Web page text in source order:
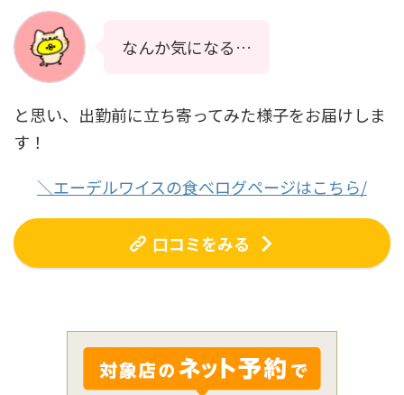
なんか気になる…
と思い、出勤前に立ち寄ってみた様子をお届けしま
す！
＼エーデルワイスの食べログページはこちら/
口コミをみる